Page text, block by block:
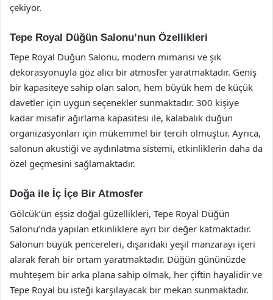
çekiyor.
Tepe Royal Düğün Salonu’nun Özellikleri
Tepe Royal Düğün Salonu, modern mimarisi ve şık
dekorasyonuyla göz alıcı bir atmosfer yaratmaktadır. Geniş
bir kapasiteye sahip olan salon, hem büyük hem de küçük
davetler için uygun seçenekler sunmaktadır. 300 kişiye
kadar misafir ağırlama kapasitesi ile, kalabalık düğün
organizasyonları için mükemmel bir tercih olmuştur. Ayrıca,
salonun akustiği ve aydınlatma sistemi, etkinliklerin daha da
özel geçmesini sağlamaktadır.
Doğa ile İç İçe Bir Atmosfer
Gölcük’ün eşsiz doğal güzellikleri, Tepe Royal Düğün
Salonu’nda yapılan etkinliklere ayrı bir değer katmaktadır.
Salonun büyük pencereleri, dışarıdaki yeşil manzarayı içeri
alarak ferah bir ortam yaratmaktadır. Düğün gününüzde
muhteşem bir arka plana sahip olmak, her çiftin hayalidir ve
Tepe Royal bu isteği karşılayacak bir mekan sunmaktadır.